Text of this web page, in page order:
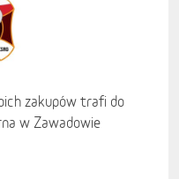
zakupów trafi do
w Zawadowie